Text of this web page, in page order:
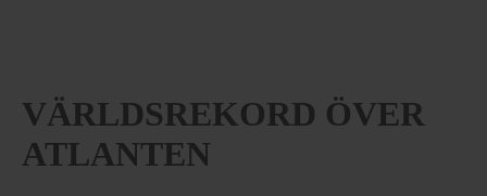
VÄRLDSREKORD ÖVER
ATLANTEN